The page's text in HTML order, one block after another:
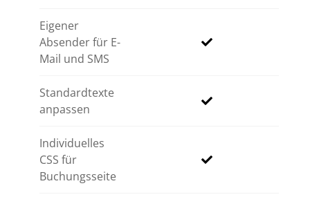
Eigener
Absender für E-
Mail und SMS
Standardtexte
anpassen
Individuelles
CSS für
Buchungsseite